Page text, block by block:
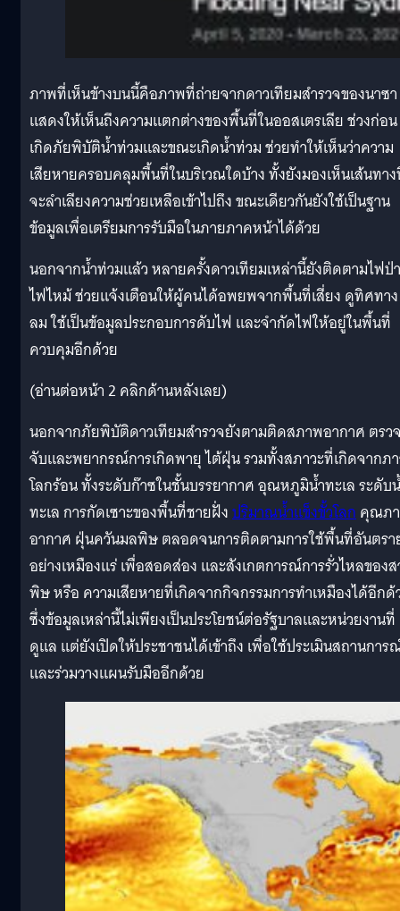
ภาพที่เห็นข้างบนนี้คือภาพที่ถ่ายจากดาวเทียมสำรวจของนาซา
แสดงให้เห็นถึงความแตกต่างของพื้นที่ในออสเตรเลีย ช่วงก่อน
เกิดภัยพิบัติน้ำท่วมและขณะเกิดน้ำท่วม ช่วยทำให้เห็นว่าความ
เสียหายครอบคลุมพื้นที่ในบริเวณใดบ้าง ทั้งยังมองเห็นเส้นทา
จะลำเลียงความช่วยเหลือเข้าไปถึง ขณะเดียวกันยังใช้เป็นฐาน
ข้อมูลเพื่อเตรียมการรับมือในภายภาคหน้าได้ด้วย
นอกจากน้ำท่วมแล้ว หลายครั้งดาวเทียมเหล่านี้ยังติดตามไฟป่า
ไฟไหม้ ช่วยแจ้งเตือนให้ผู้คนได้อพยพจากพื้นที่เสี่ยง ดูทิศทาง
ลม ใช้เป็นข้อมูลประกอบการดับไฟ และจำกัดไฟให้อยู่ในพื้นที่
ควบคุมอีกด้วย
(อ่านต่อหน้า 2 คลิกด้านหลังเลย)
นอกจากภัยพิบัติดาวเทียมสำรวจยังตามติดสภาพอากาศ ตรว
จับและพยากรณ์การเกิดพายุ ไต้ฝุ่น รวมทั้งสภาวะที่เกิดจากภ
โลกร้อน ทั้งระดับก๊าซในชั้นบรรยากาศ อุณหภูมิน้ำทะเล ระดับ
ทะเล การกัดเซาะของพื้นที่ชายฝั่งปริมาณน้ำแข็งขั้วโลกคุณภ
อากาศ ฝุ่นควันมลพิษ ตลอดจนการติดตามการใช้พื้นที่อันตร
อย่างเหมืองแร่ เพื่อสอดส่อง และสังเกตการณ์การรั่วไหลของ
พิษ หรือ ความเสียหายที่เกิดจากกิจกรรมการทำเหมืองได้อีกด้
ซึ่งข้อมูลเหล่านี้ไม่เพียงเป็นประโยชน์ต่อรัฐบาลและหน่วยงานที่
ดูแล แต่ยังเปิดให้ประชาชนได้เข้าถึง เพื่อใช้ประเมินสถานการ
และร่วมวางแผนรับมืออีกด้วย